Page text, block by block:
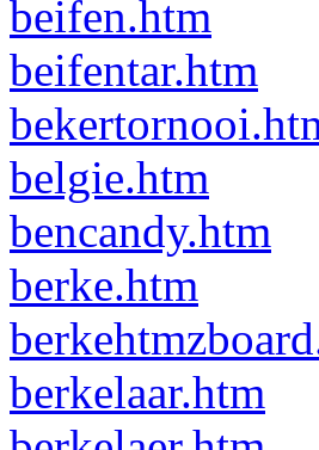
beifen.htm
beifentar.htm
belgie.htm
bencandy.htm
berke.htm
berkelaar.htm